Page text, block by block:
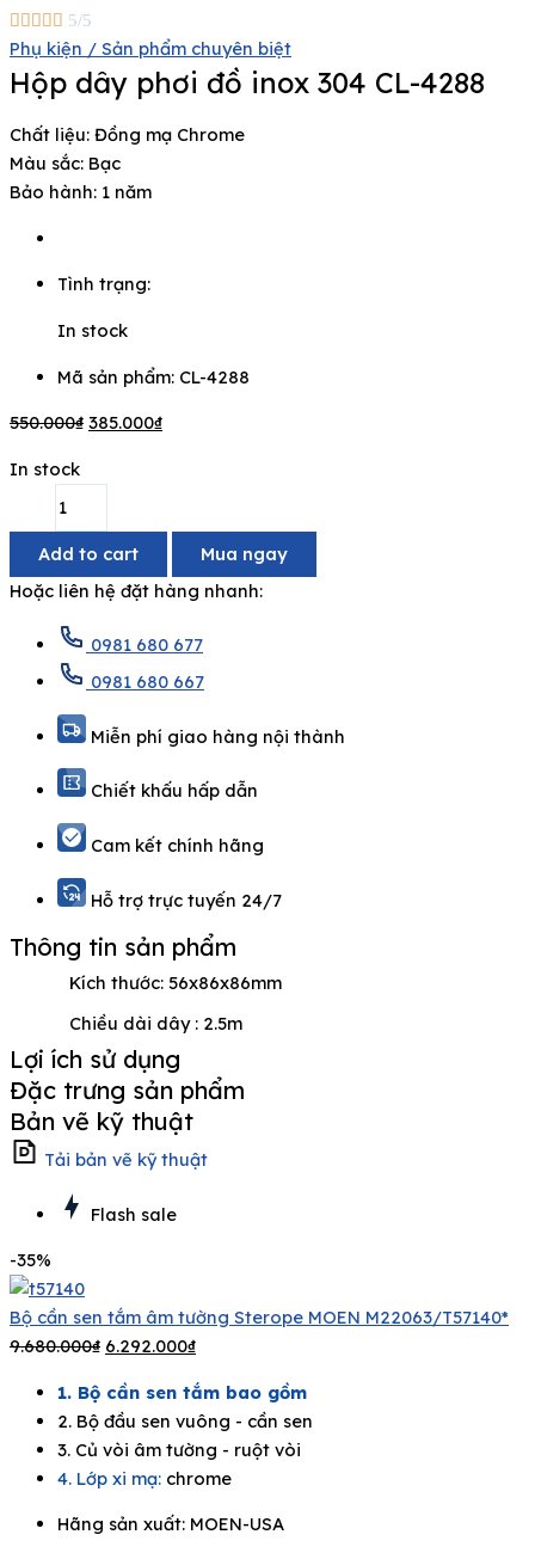
     5/5
Phụ kiện / Sản phẩm chuyên biệt
Hộp dây phơi đồ inox 304 CL-4288
Chất liệu: Đồng mạ Chrome
Màu sắc: Bạc
Bảo hành: 1 năm
Tình trạng:
In stock
Mã sản phẩm: CL-4288
550.000₫ 385.000₫
In stock
Add to cart
Mua ngay
Hoặc liên hệ đặt hàng nhanh:
0981 680 677
0981 680 667
Miễn phí giao hàng nội thành
Chiết khấu hấp dẫn
Cam kết chính hãng
Hỗ trợ trực tuyến 24/7
Thông tin sản phẩm
Kích thước: 56x86x86mm
Chiều dài dây : 2.5m
Lợi ích sử dụng
Đặc trưng sản phẩm
Bản vẽ kỹ thuật
Tải bản vẽ kỹ thuật
Flash sale
-35%
Bộ cần sen tắm âm tường Sterope MOEN M22063/T57140*
9.680.000₫ 6.292.000₫
1. Bộ cần sen tắm bao gồm
2. Bộ đầu sen vuông - cần sen
3. Củ vòi âm tường - ruột vòi
4. Lớp xi mạ: chrome
Hãng sản xuất: MOEN-USA